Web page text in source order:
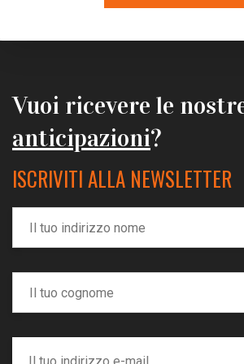
Vuoi ricevere le
anticipazioni?
ISCRIVITI ALLA NEWSLETTER